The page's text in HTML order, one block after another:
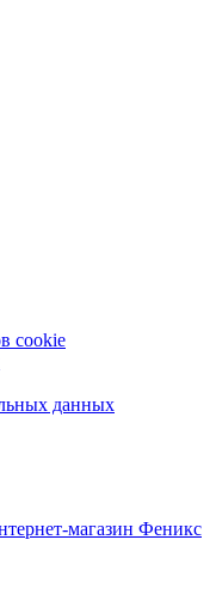
cookie
данных
магазин Феникс